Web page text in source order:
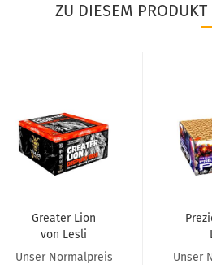
ZU DIESEM
Greater Lion
von Lesli
Unser Normalpreis
Unser